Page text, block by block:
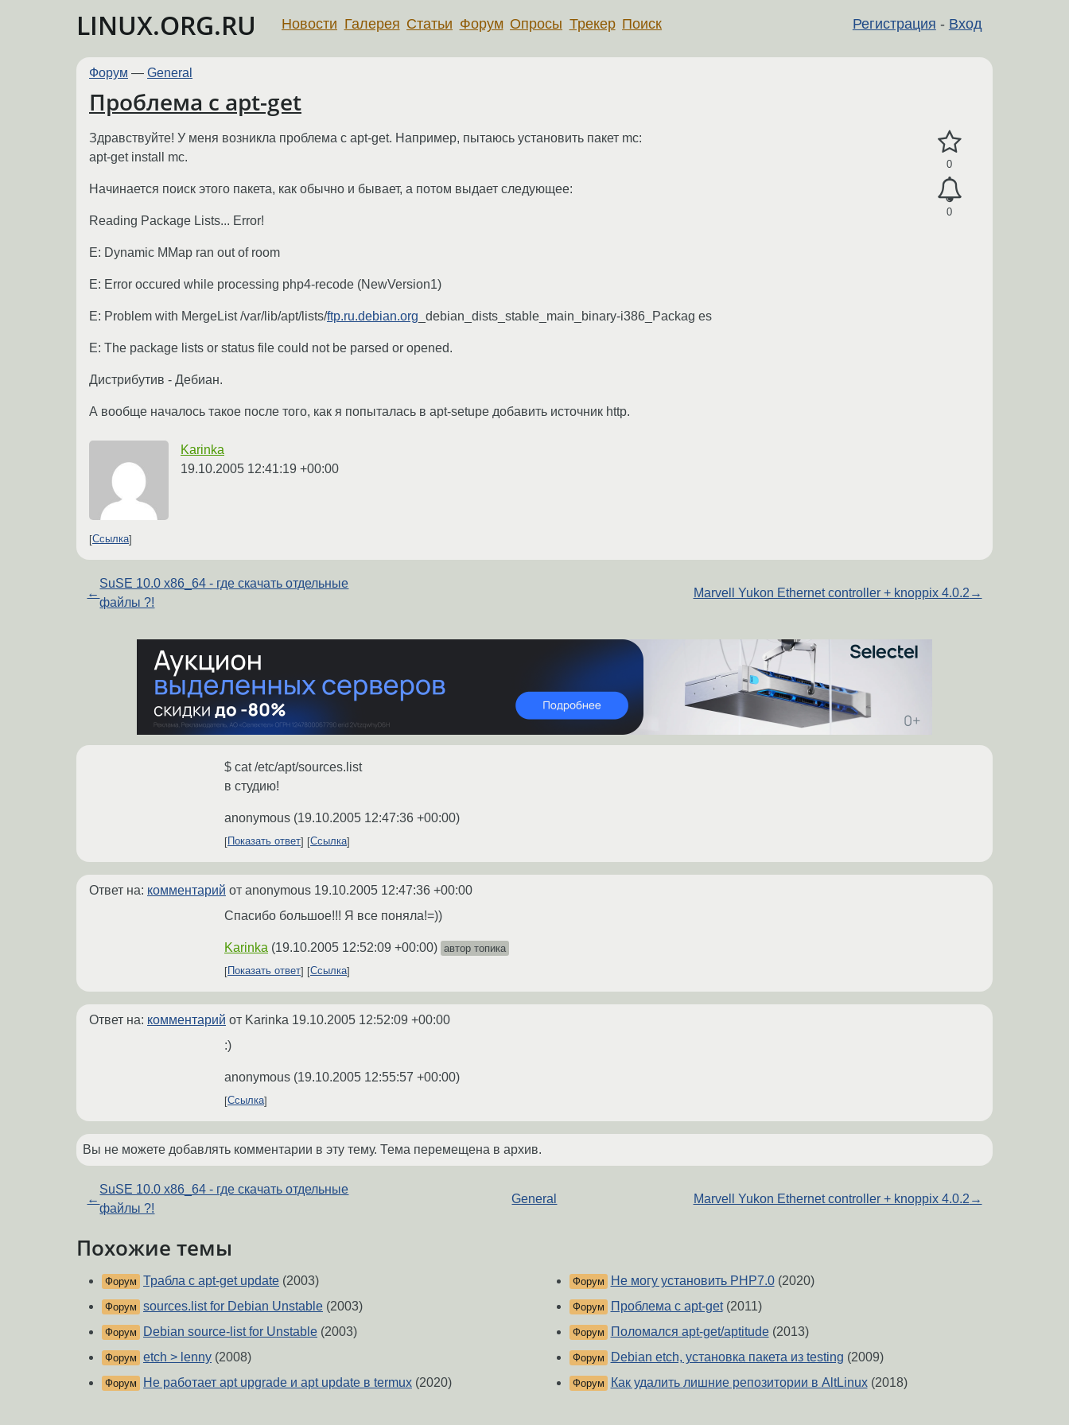
LINUX.ORG.RU Регистрация - Вход
Новости Галерея Статьи Форум Опросы Трекер Поиск
Форум — General
Проблема с apt-get
0
0
Здравствуйте! У меня возникла проблема с apt-get. Например, пытаюсь установить пакет mc:
apt-get install mc.
Начинается поиск этого пакета, как обычно и бывает, а потом выдает следующее:
Reading Package Lists... Error!
E: Dynamic MMap ran out of room
E: Error occured while processing php4-recode (NewVersion1)
E: Problem with MergeList /var/lib/apt/lists/ftp.ru.debian.org _debian_dists_stable_main_binary-i386_Packag es
E: The package lists or status file could not be parsed or opened.
Дистрибутив - Дебиан.
А вообще началось такое после того, как я попыталась в apt-setupe добавить источник http.
Karinka
19.10.2005 12:41:19 +00:00
Ссылка
←
SuSE 10.0 x86_64 - где скачать отдельные
файлы ?!
Marvell Yukon Ethernet controller + knoppix 4.0.2 →
$ cat /etc/apt/sources.list
в студию!
anonymous (19.10.2005 12:47:36 +00:00)
Показать ответ Ссылка
Ответ на: комментарий от anonymous 19.10.2005 12:47:36 +00:00
Спасибо большое!!! Я все поняла!=))
Karinka (19.10.2005 12:52:09 +00:00) автор топика
Показать ответ
Ссылка
Ответ на: комментарий от Karinka 19.10.2005 12:52:09 +00:00
:)
anonymous (19.10.2005 12:55:57 +00:00)
Ссылка
Вы не можете добавлять комментарии в эту тему. Тема перемещена в архив.
←
SuSE 10.0 x86_64 - где скачать отдельные
файлы ?!
General Marvell Yukon Ethernet controller + knoppix 4.0.2 →
Похожие темы
Форум Трабла с apt-get update (2003)
Форум sources.list for Debian Unstable (2003)
Форум Debian source-list for Unstable (2003)
Форум etch > lenny (2008)
Форум Не работает apt upgrade и apt update в termux (2020)
Форум Не могу установить PHP7.0(2020)
Форум Проблема с apt-get(2011)
Форум Поломался apt-get/aptitude(2013)
Форум Debian etch, установка пакета из testing (2009)
Форум Как удалить лишние репозитории в AltLinux(2018)